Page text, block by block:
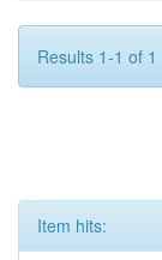
Results 1-1 of
Item hits: